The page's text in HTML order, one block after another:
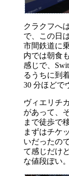
クラクフへ
で、この日
市間鉄道に
内では朝食
感じで、
るうちに到
30 分ほどで
ヴィエリチ
があって、
まで徒歩で
まずはチケ
いだったの
て感じだけ
な値段ぽい。